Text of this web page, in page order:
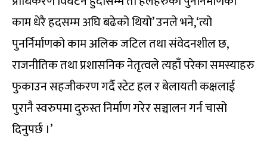
काम धेरै हदसम्म अघि बढेको थियो’ उनले भने,‘त्यो
पुनर्निर्माणको काम अलिक जटिल तथा संवेदनशील छ,
राजनीतिक तथा प्रशासनिक नेतृत्वले त्यहाँ परेका समस्याहरु
फुकाउन सहजीकरण गर्दै स्टेट हल र बेलायती कक्षलाई
पुरानै स्वरुपमा दुरुस्त निर्माण गरेर सञ्चालन गर्न चासो
दिनुपर्छ ।’